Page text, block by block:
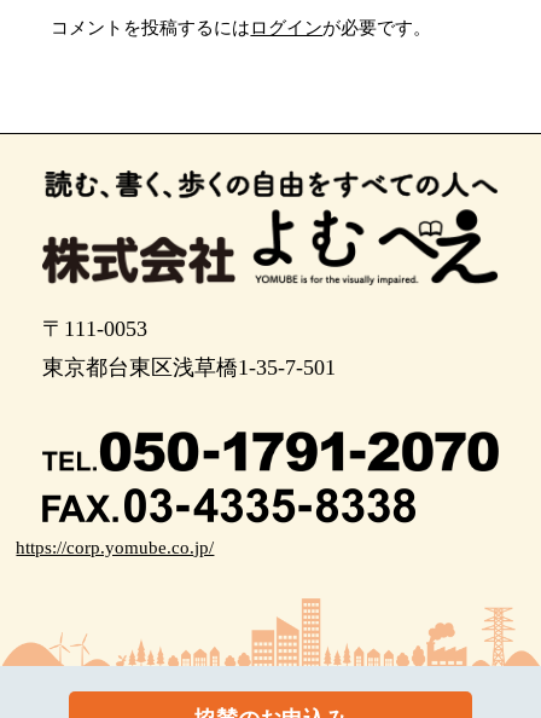
ポイント17
ポイント20
ポイント22
ポイント23
ポイント24
ポイント25
ポイント26
ポイント27
直進します。右に曲がると県立大学に行きます。
ポイント30
コメントを投稿するにはログインが必要です。
〒111-0053
東京都台東区浅草橋1-35-7-501
https://corp.yomube.co.jp/